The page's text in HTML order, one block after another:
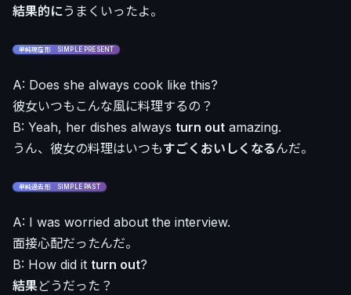
結果的にうまくいったよ。
単純現在形 SIMPLE PRESENT
A: Does she always cook like this?
彼女いつもこんな風に料理するの？
B: Yeah, her dishes always turn out amazing.
うん、彼女の料理はいつもすごくおいしくなるんだ。
単純過去形 SIMPLE PAST
A: I was worried about the interview.
面接心配だったんだ。
B: How did it turn out?
結果どうだった？